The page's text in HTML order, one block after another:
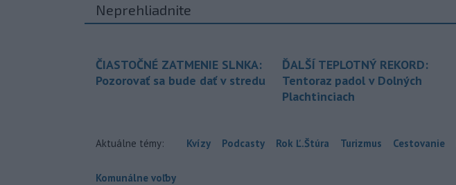
Neprehliadnite
ČIASTOČNÉ ZATMENIE SLNKA:
Pozorovať sa bude dať v stredu
ĎALŠÍ TEPLOTNÝ REKORD:
Tentoraz padol v Dolných
Plachtinciach
Aktuálne témy: Kvízy Podcasty Rok Ľ.Štúra Turizmus Cestovanie
Komunálne voľby